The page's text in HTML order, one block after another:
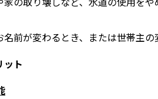
名前が変わるとき、または世帯主
ト